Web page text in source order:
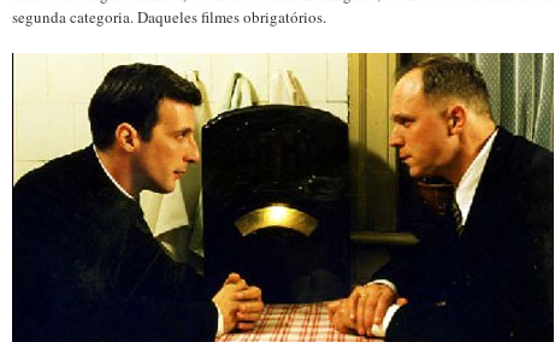
segunda categoria. Daqueles filmes obrigatórios.